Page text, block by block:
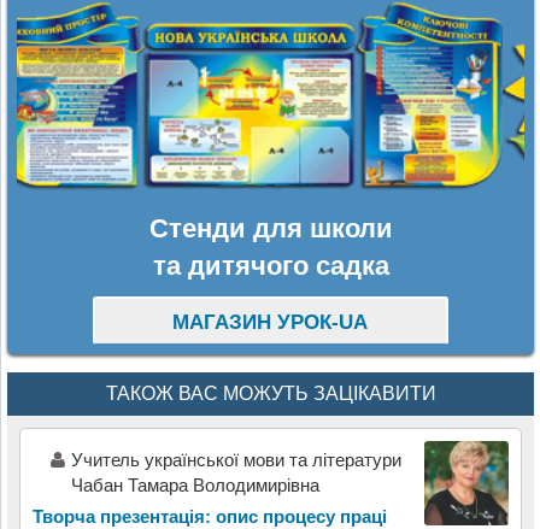
Стенди для школи
та дитячого садка
МАГАЗИН УРОК-UA
ТАКОЖ ВАС МОЖУТЬ ЗАЦІКАВИТИ
Учитель української мови та літератури
Чабан Тамара Володимирівна
Творча презентація: опис процесу праці